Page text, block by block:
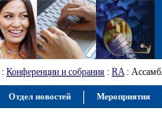
: Конференции и собрания : RA:
Отдел новостей Мероприятия